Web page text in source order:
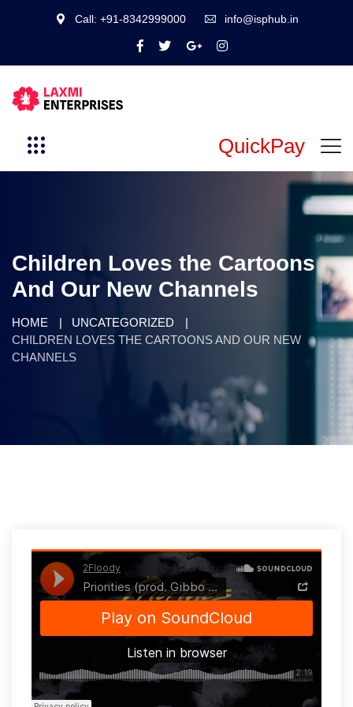
Call: +91-8342999000 info@isphub.in
QuickPay
Children Loves the Cartoons
And Our New Channels
HOME
UNCATEGORIZED
CHILDREN LOVES THE CARTOONS AND OUR NEW
CHANNELS